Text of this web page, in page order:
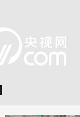
知识！